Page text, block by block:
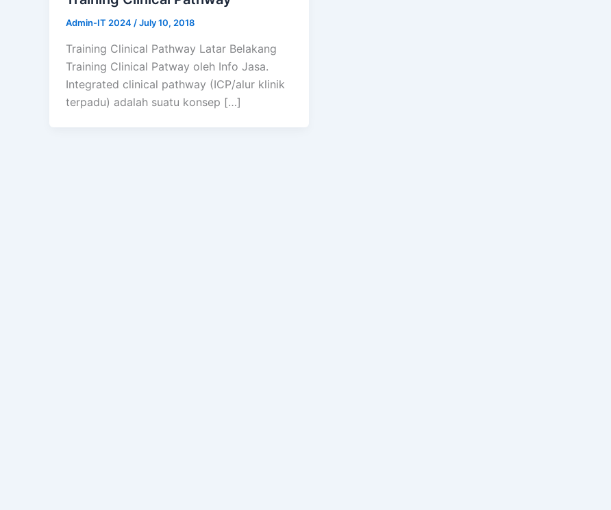
Admin-IT 2024 /July 10, 2018
Training Clinical Pathway Latar Belakang
Training Clinical Patway oleh Info Jasa.
Integrated clinical pathway (ICP/alur klinik
terpadu) adalah suatu konsep […]